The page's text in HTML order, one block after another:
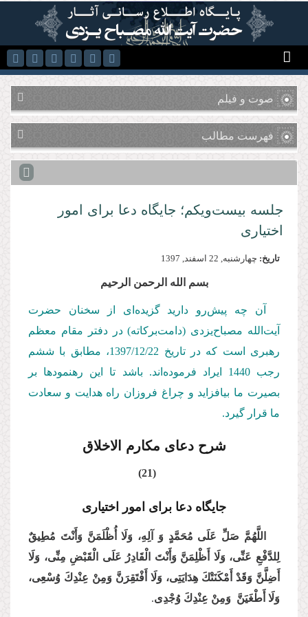
رفتن به محتوای اصلی
صوت و فیلم
فهرست مطالب
جلسه بیست‌ویکم؛ جایگاه دعا برای امور
اختیاری
تاریخ: چهارشنبه, 22 اسفند, 1397
بسم الله الرحمن الرحیم
آن چه پیش‌رو دارید گزیده‌ای از سخنان حضرت
آیت‌الله مصباح‌یزدی (دامت‌بركاته) در دفتر مقام معظم
رهبری است كه در تاریخ 1397/12/ 22
، مطابق با ششم
رجب 1440 ایراد فرموده‌اند. باشد تا این رهنمودها بر
بصیرت ما بیافزاید و چراغ فروزان راه هدایت و سعادت
ما قرار گیرد.
شرح دعای مکارم الاخلاق
(21)
جایگاه دعا برای امور اختیاری
اللَّهُمَّ صَلِّ عَلَى مُحَمَّدٍ وَ آلِهِ، وَلَا أُظْلَمَنَّ وَأَنْتَ مُطِیقٌ
لِلدَّفْعِ عَنِّی، وَلَا أَظْلِمَنَّ وَأَنْتَ الْقَادِرُ عَلَى الْقَبْضِ مِنِّی، وَلَا
أَضِلَّنَّ وَقَدْ أَمْكَنَتْكَ هِدَایَتِی، وَلَا أَفْتَقِرَنَّ وَمِنْ عِنْدِكَ وُسْعِی،
وَلَا أَطْغَیَنَّ وَمِنْ عِنْدِكَ وُجْدِی.